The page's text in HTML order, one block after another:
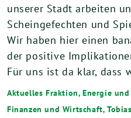
unserer Stadt arbeiten
Scheingefechten und
Wir haben hier einen
der positive
Für uns ist da klar, dass
Aktuelles Fraktion,Energie
Finanzen und Wirtschaft,